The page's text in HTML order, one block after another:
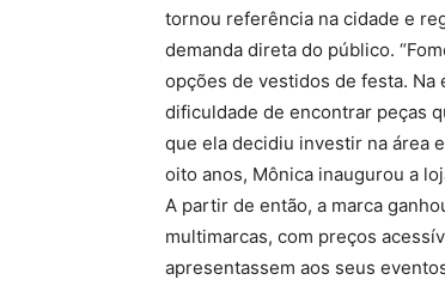
tornou referência na cidade e
demanda direta do público.
opções de vestidos de festa. Na
dificuldade de encontrar peças
que ela decidiu investir na área
oito anos, Mônica inaugurou a
A partir de então, a marca
multimarcas, com preços
apresentassem aos seus